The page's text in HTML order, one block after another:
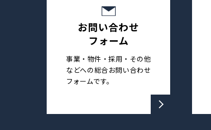
お問い合わせ
フォーム
事業・物件・採用・その他
などへの総合お問い合わせ
フォームです。